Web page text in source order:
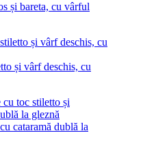
și bareta, cu vârful
și vârf deschis, cu
cataramă dublă la